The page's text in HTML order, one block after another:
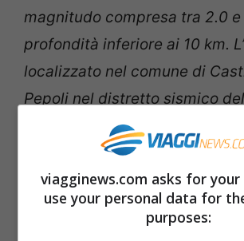
magnitudo‬ compresa tra 2.0 e
profondità inferiore ai 10 km. L’
localizzato nel comune di
Pepoli nel distretto sismico
Modenese-Pistoiese. Le
avvertite dalla popolazione,
registrano danni”.
Le scosse più forti sono state
viagginews.com asks for
use your personal data for
purposes: